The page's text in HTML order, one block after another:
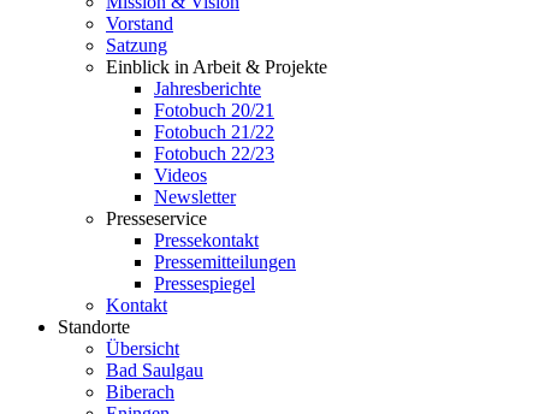
Vorstand
Satzung
Einblick in Arbeit & Projekte
Jahresberichte
Fotobuch 20/21
Fotobuch 21/22
Fotobuch 22/23
Videos
Newsletter
Presseservice
Pressekontakt
Pressemitteilungen
Pressespiegel
Kontakt
Standorte
Übersicht
Bad Saulgau
Biberach